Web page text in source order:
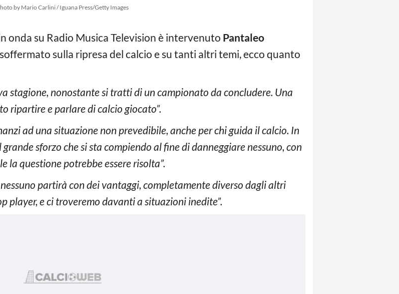
by Mario Carlini / Iguana Press/Getty Images
onda su Radio Musica Television è intervenuto Pantaleo
sulla ripresa del calcio e su tanti altri temi, ecco quanto
stagione, nonostante si tratti di un campionato da concludere. Una
ripartire e parlare di calcio giocato”.
ad una situazione non prevedibile, anche per chi guida il calcio. In
sforzo che si sta compiendo al fine di danneggiare nessuno, con
questione potrebbe essere risolta”.
partirà con dei vantaggi, completamente diverso dagli altri
player, e ci troveremo davanti a situazioni inedite”.